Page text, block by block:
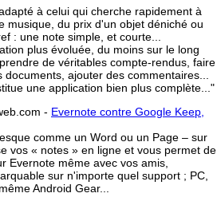
à celui qui cherche rapidement à
musique, du prix d'un objet déniché ou
: une note simple, et courte...
plus évoluée, du moins sur le long
de véritables compte-rendus, faire
ajouter des commentaires...
une application bien plus complète..."
- Evernote contre Google Keep,
comme un Word ou un Page – sur
vos « notes » en ligne et vous permet de
Evernote même avec vos amis,
sur n'importe quel support ; PC,
Android Gear...